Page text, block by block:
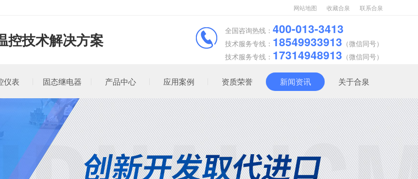
网站地图 收藏合泉 联系合泉
控技术解决方案 全国咨询热线： 400-013-3413
技术服务专线： 18549933913 （微信同号）
技术服务专线： 17314948913 （微信同号）
仪表 固态继电器 产品中心 应用案例 资质荣誉 新闻资讯 关于合泉